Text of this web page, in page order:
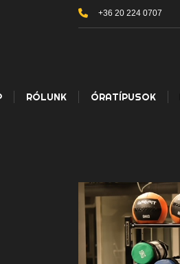
+36 20 224 0707
RÓLUNK ÓRATÍPUSOK